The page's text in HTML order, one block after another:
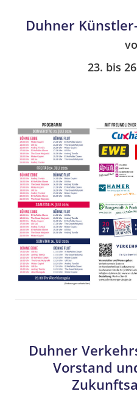
Duhner
23. bis
Duhner
Vorstand